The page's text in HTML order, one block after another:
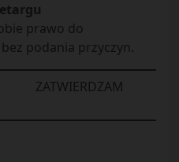
prawo do
podania przyczyn.
ZATWIERDZAM